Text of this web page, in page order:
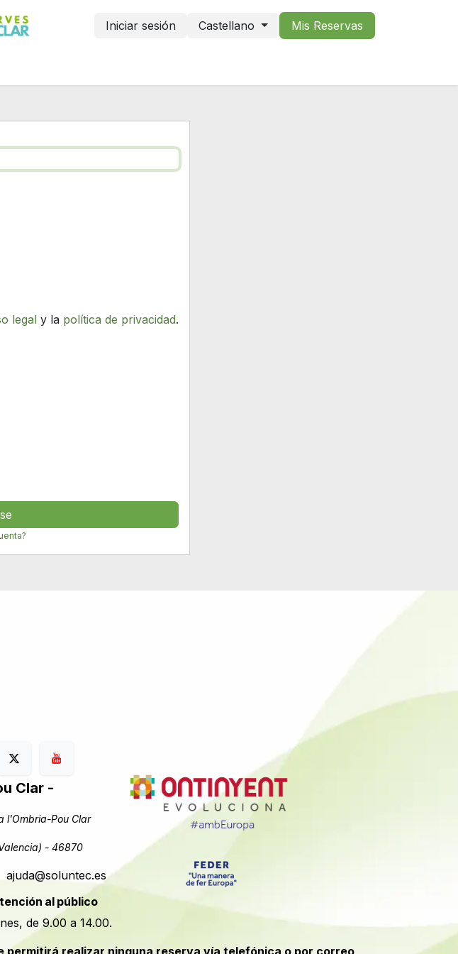
Iniciar sesión
Castellano Mis Reservas
legaly la política de privacidad.
Clar -
l'Ombria-Pou Clar
- 46870
ajuda@soluntec.es
al público
de 9.00 a 14.00.